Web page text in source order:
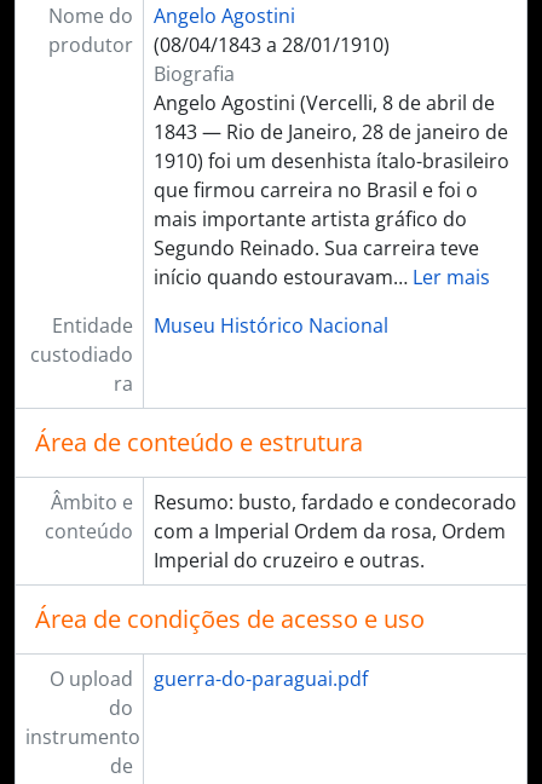
Nome do
produtor
Angelo Agostini
(08/04/1843 a 28/01/1910)
Biografia
Angelo Agostini (Vercelli, 8 de abril de
1843 — Rio de Janeiro, 28 de janeiro de
1910) foi um desenhista ítalo-brasileiro
que firmou carreira no Brasil e foi o
mais importante artista gráfico do
Segundo Reinado. Sua carreira teve
início quando estouravam… Ler mais
Entidade
custodiado
ra
Museu Histórico Nacional
Área de conteúdo e estrutura
Âmbito e
conteúdo
Resumo: busto, fardado e condecorado
com a Imperial Ordem da rosa, Ordem
Imperial do cruzeiro e outras.
Área de condições de acesso e uso
O upload
do
instrumento
de
guerra-do-paraguai.pdf